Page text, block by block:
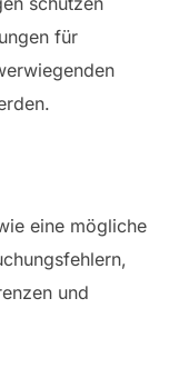
für
eine mögliche
und